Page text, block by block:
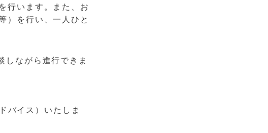
行います。また、お
）を行い、一人ひと
ながら進行できま
バイス）いたしま